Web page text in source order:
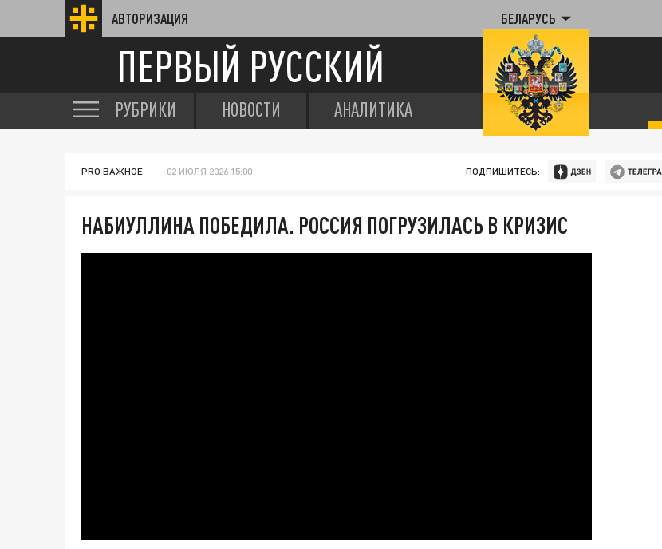
АВТОРИЗАЦИЯ БЕЛАРУСЬ
ПЕРВЫЙ РУССКИЙ
РУБРИКИ НОВОСТИ АНАЛИТИКА
PRO ВАЖНОЕ 02 ИЮЛЯ 2026 15:00 ПОДПИШИТЕСЬ:
НАБИУЛЛИНА ПОБЕДИЛА. РОССИЯ ПОГРУЗИЛАСЬ В КРИЗИС